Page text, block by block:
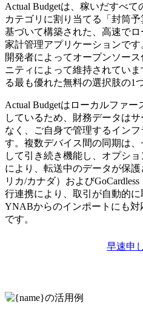
Actual Budgetは、稼いだすべ
カテゴリに割り当てる「封筒
基づいて構築された、高速で
家計管理アプリケーションです
開発者によってオープンソー
ニティによって維持されてい
る最も優れた無料の選択肢の1
Actual Budgetはローカルファ
しているため、財務データは
なく、ご自身で管理するイン
す。複数デバイス間の同期は
して引き続き機能し、オプシ
により、転送中のデータが保護
リカ/カナダ）および
行連携により、取引が自動的に
YNABからのインポートにも
です。
早速申